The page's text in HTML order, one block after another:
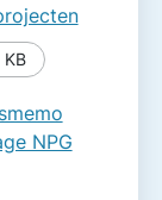
KB
NPG